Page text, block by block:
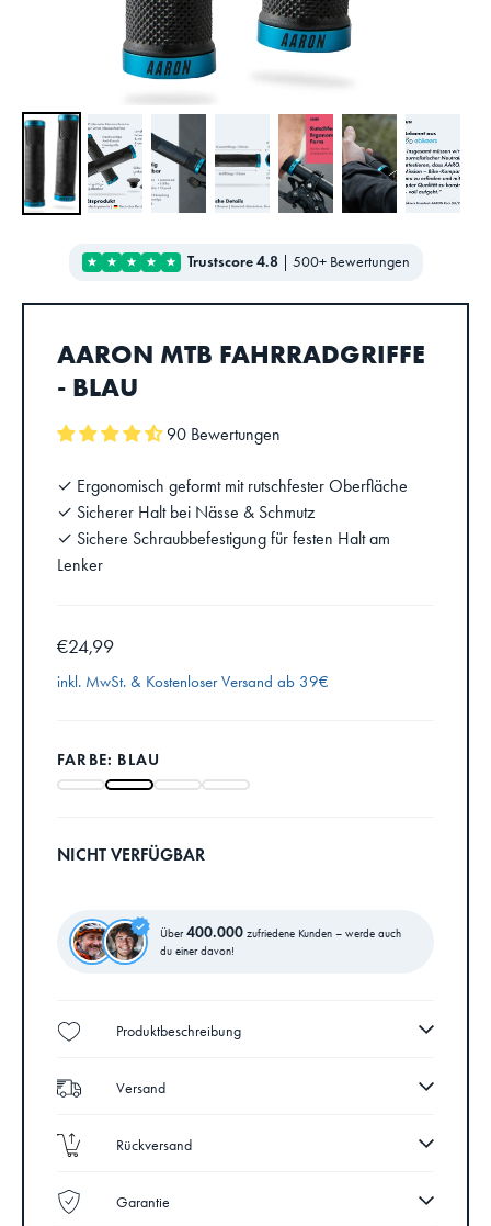
Trustscore 4.8| 500+ Bewertungen
AARON MTB FAHRRADGRIFFE
- BLAU
90 Bewertungen
✓ Ergonomisch geformt mit rutschfester Oberfläche
✓ Sicherer Halt bei Nässe & Schmutz
✓ Sichere Schraubbefestigung für festen Halt am
Lenker
€24,99
inkl. MwSt. & Kostenloser Versand ab 39€
FARBE: BLAU
NICHT VERFÜGBAR
Über400.000 zufriedene Kunden – werde auch
du einer davon!
Produktbeschreibung
Versand
Rückversand
Garantie